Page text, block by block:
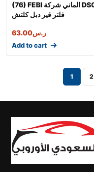
(76) FEBI الماني شركة DSG
فلتر قير دبل كلتش
ر.س63.00
Add to cart
1 2